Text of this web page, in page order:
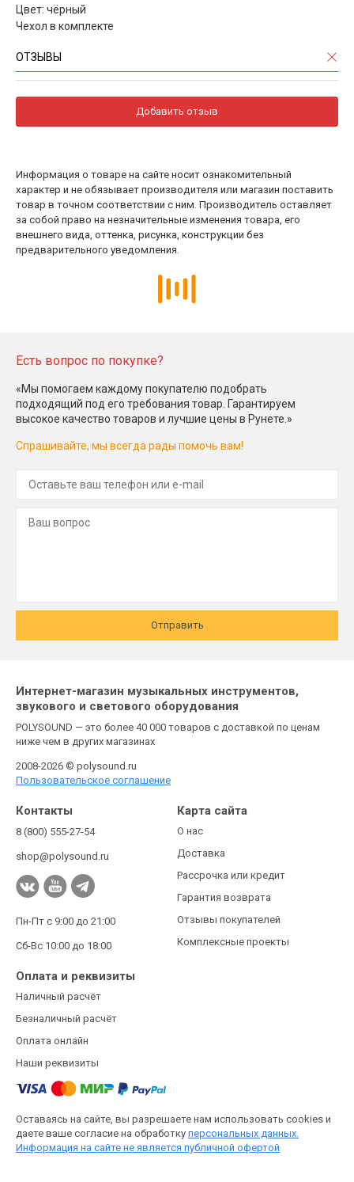
Цвет: чёрный
Чехол в комплекте
ОТЗЫВЫ
Добавить отзыв
Информация о товаре на сайте носит ознакомительный
характер и не обязывает производителя или магазин поставить
товар в точном соответствии с ним. Производитель оставляет
за собой право на незначительные изменения товара, его
внешнего вида, оттенка, рисунка, конструкции без
предварительного уведомления.
Есть вопрос по покупке?
«Мы помогаем каждому покупателю подобрать
подходящий под его требования товар. Гарантируем
высокое качество товаров и лучшие цены в Рунете.»
Спрашивайте, мы всегда рады помочь вам!
Отправить
Интернет-магазин музыкальных инструментов,
звукового и светового оборудования
POLYSOUND — это более 40 000 товаров с доставкой по ценам
ниже чем в других магазинах
2008-2026 © polysound.ru
Пользовательское соглашение
Контакты
8 (800) 555-27-54
shop@polysound.ru
Пн-Пт с 9:00 до 21:00
Сб-Вс 10:00 до 18:00
Карта сайта
О нас
Доставка
Рассрочка или кредит
Гарантия возврата
Отзывы покупателей
Комплексные проекты
Оплата и реквизиты
Наличный расчёт
Безналичный расчёт
Оплата онлайн
Наши реквизиты
Оставаясь на сайте, вы разрешаете нам использовать cookies и
даете ваше согласие на обработку персональных данных.
Информация на сайте не является публичной офертой